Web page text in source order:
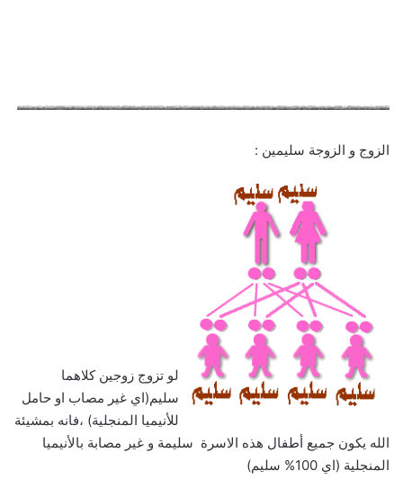
الزوج و الزوجة سليمين :
لو تزوج زوجين كلاهما
سليم(اي غير مصاب او حامل
للأنيميا المنجلية) ،فانه بمشيئة
الله يكون جميع أطفال هذه الاسرة سليمة و غير مصابة بالأنيميا
المنجلية (اي 100% سليم)